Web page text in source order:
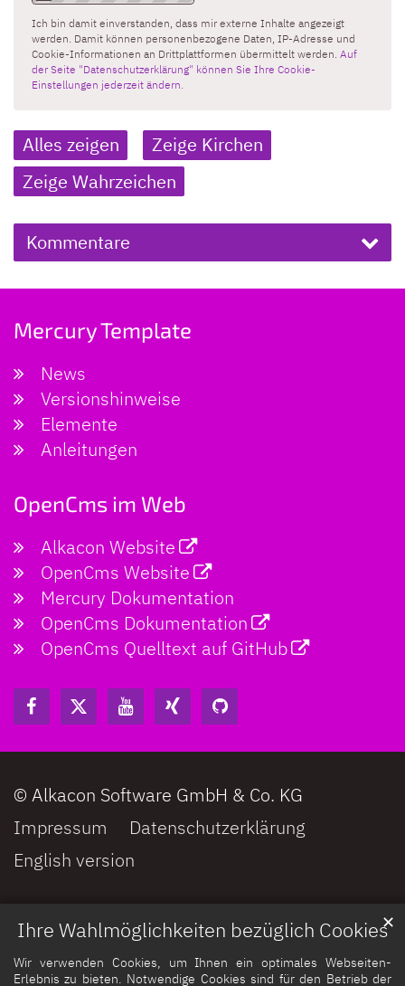
Ihre Wahlmöglichkeiten bezüglich Cookies
Wir verwenden Cookies, um Ihnen ein optimales Webseiten-
Erlebnis zu bieten. Notwendige Cookies sind für den Betrieb der
✕
Ich bin damit einverstanden, dass mir externe Inhalte angezeigt
werden. Damit können personenbezogene Daten, IP-Adresse und
Cookie-Informationen an Drittplattformen übermittelt werden. Auf
der Seite "Datenschutzerklärung" können Sie Ihre Cookie-
Einstellungen jederzeit ändern.
Alles zeigen
Zeige Kirchen
Zeige Wahrzeichen
Kommentare
Mercury Template
News
Versionshinweise
Elemente
Anleitungen
OpenCms im Web
Alkacon Website
OpenCms Website
Mercury Dokumentation
OpenCms Dokumentation
OpenCms Quelltext auf GitHub
© Alkacon Software GmbH & Co. KG
Impressum
Datenschutzerklärung
English version